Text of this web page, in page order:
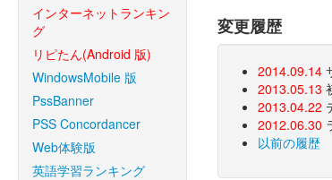
インターネットランキン
グ
リピたん(Android 版)
WindowsMobile 版
PssBanner
PSS Concordancer
Web体験版
英語学習ランキング
変更履歴
2014.09.14
2013.05.13
2013.04.22
2012.06.30
以前の履歴